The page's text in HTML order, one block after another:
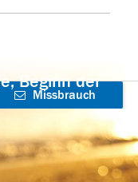
Beginn der
Missbrauch